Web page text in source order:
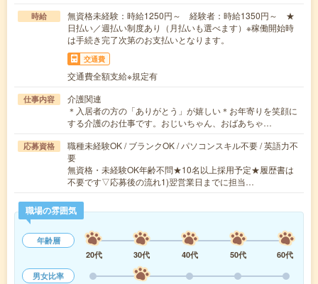
時給
無資格未経験：時給1250円～ 経験者：時給1350円～ ★
日払い／週払い制度あり（月払いも選べます）※稼働開始時
は手続き完了次第のお支払いとなります。
交通費
交通費全額支給※規定有
仕事内容
介護関連
＊入居者の方の「ありがとう」が嬉しい＊お年寄りを笑顔に
する介護のお仕事です。おじいちゃん、おばあちゃ…
応募資格
職種未経験OK / ブランクOK / パソコンスキル不要 / 英語力不
要
無資格・未経験OK年齢不問★10名以上採用予定★履歴書は
不要です▽応募後の流れ1)翌営業日までに担当…
職場の雰囲気
年齢層
20代
30代 40代 50代
60代
男女比率